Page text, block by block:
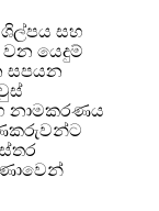
සහ
වන යෙදුම්
සපයන
නාමකරණය